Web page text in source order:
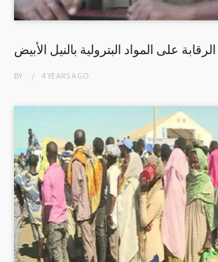
على المواد البترولية بالنيل الأبيض
BY 4 YEARSAGO